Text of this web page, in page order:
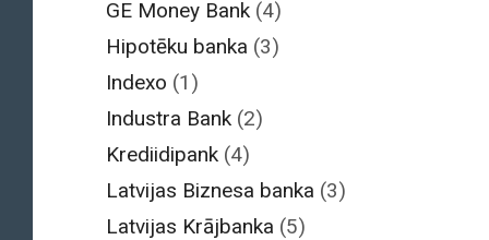
GE Money Bank (4)
Hipotēku banka (3)
Indexo (1)
Industra Bank (2)
Krediidipank (4)
Latvijas Biznesa banka (3)
Latvijas Krājbanka (5)